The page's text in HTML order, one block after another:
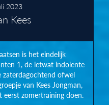
2023
Kees
is het eindelijk
1, de ietwat indolente
zaterdagochtend ofwel
van Kees Jongman,
eerst zomertraining doen.